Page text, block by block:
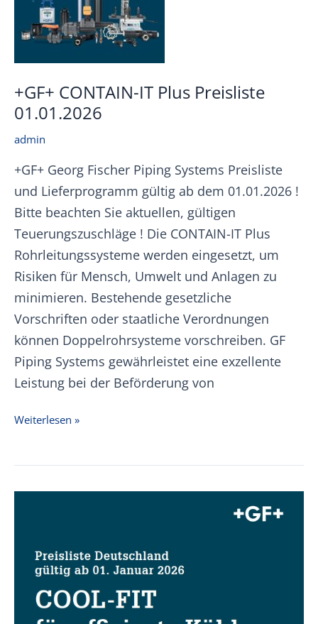
+GF+ CONTAIN-IT Plus Preisliste
01.01.2026
admin
+GF+ Georg Fischer Piping Systems Preisliste
und Lieferprogramm gültig ab dem 01.01.2026 !
Bitte beachten Sie aktuellen, gültigen
Teuerungszuschläge ! Die CONTAIN-IT Plus
Rohrleitungssysteme werden eingesetzt, um
Risiken für Mensch, Umwelt und Anlagen zu
minimieren. Bestehende gesetzliche
Vorschriften oder staatliche Verordnungen
können Doppelrohrsysteme vorschreiben. GF
Piping Systems gewährleistet eine exzellente
Leistung bei der Beförderung von
+GF+
IT
Weiterlesen »